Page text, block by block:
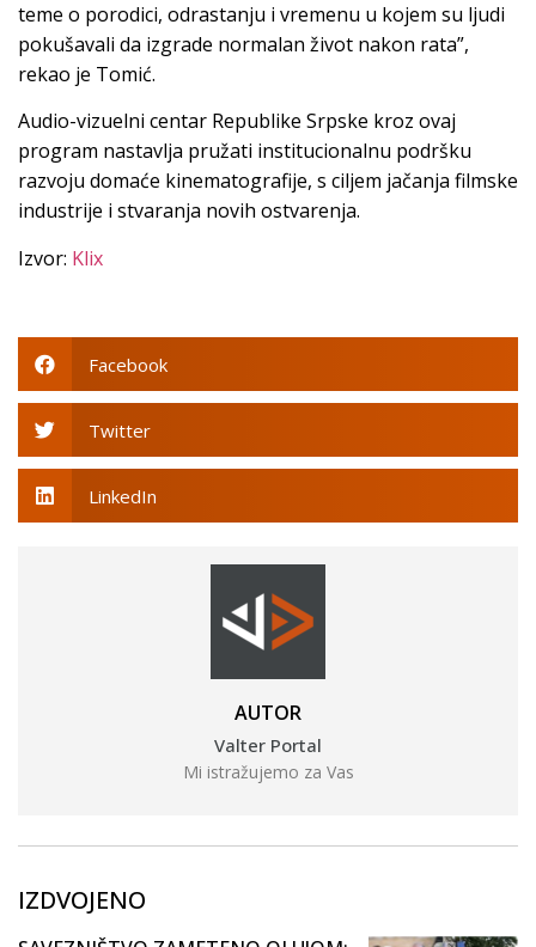
teme o porodici, odrastanju i vremenu u kojem su ljudi
pokušavali da izgrade normalan život nakon rata”,
rekao je Tomić.
Audio-vizuelni centar Republike Srpske kroz ovaj
program nastavlja pružati institucionalnu podršku
razvoju domaće kinematografije, s ciljem jačanja filmske
industrije i stvaranja novih ostvarenja.
Izvor: Klix
Facebook
Twitter
LinkedIn
AUTOR
Valter Portal
Mi istražujemo za Vas
IZDVOJENO